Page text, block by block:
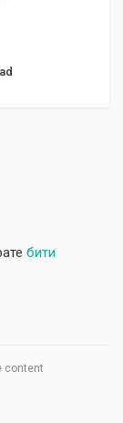
бити
content